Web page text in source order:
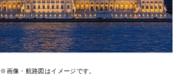
※画像・航路図はイメージです。